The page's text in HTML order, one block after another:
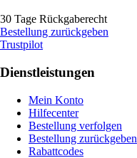
30 Tage Rückgaberecht
Bestellung zurückgeben
Trustpilot
Dienstleistungen
Mein Konto
Hilfecenter
Bestellung verfolgen
Bestellung zurückgeben
Rabattcodes